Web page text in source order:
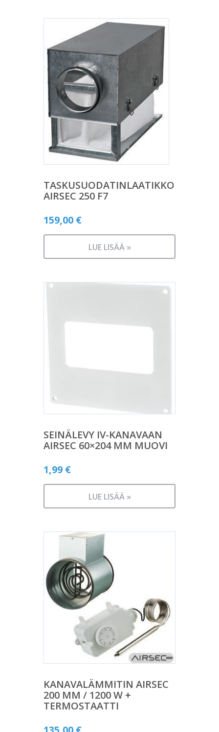
TASKUSUODATINLAATIKKO
AIRSEC 250 F7
159,00 €
LUE LISÄÄ »
SEINÄLEVY IV-KANAVAAN
AIRSEC 60×204 MM MUOVI
1,99 €
LUE LISÄÄ »
KANAVALÄMMITIN AIRSEC
200 MM / 1200 W +
TERMOSTAATTI